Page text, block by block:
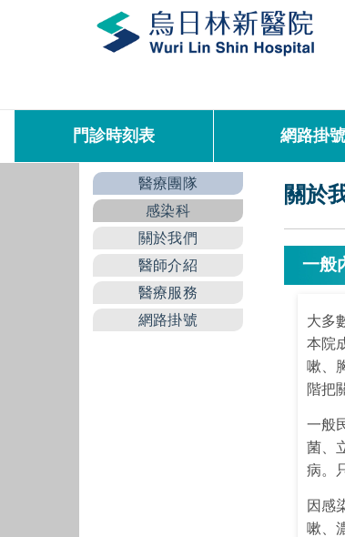
門診時刻表 網路掛號
醫療團隊
感染科
關於我們
醫師介紹
醫療服務
網路掛號
關於
一般
大多
本院
嗽、
階把
一般
菌、
病。
因感
嗽、